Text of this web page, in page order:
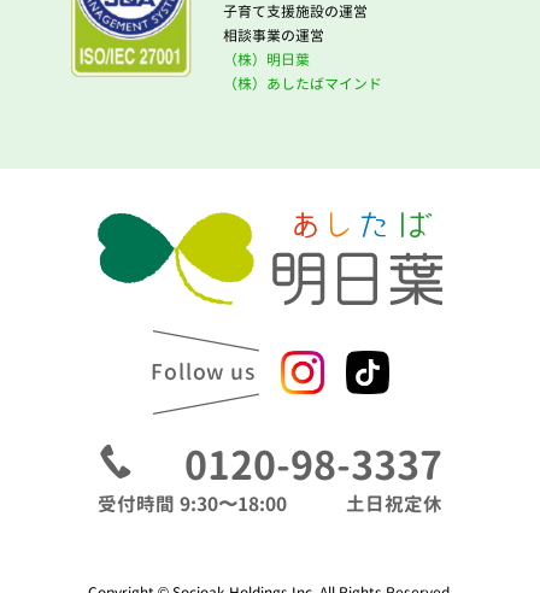
子育て支援施設の運営
相談事業の運営
（株）明日葉
（株）あしたばマインド
Follow us
0120-98-3337
受付時間 9:30〜18:00 土日祝定休